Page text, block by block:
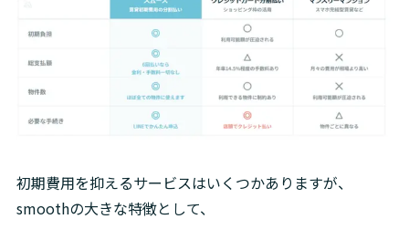
初期費用を抑えるサービスはいくつかありますが、
smoothの大きな特徴として、